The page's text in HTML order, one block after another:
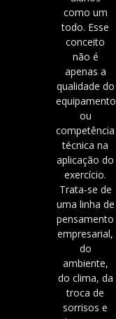
como um
todo. Esse
conceito
não é
apenas a
qualidade do
equipamento
ou
competência
técnica na
aplicação do
exercício.
Trata-se de
uma linha de
pensamento
empresarial,
do
ambiente,
do clima, da
troca de
sorrisos e